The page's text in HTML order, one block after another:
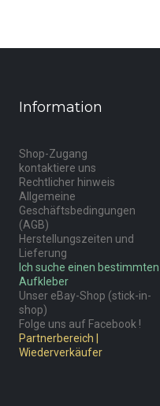
Information
Shop-Zugang
kontaktiere uns
Rechtlicher hinweis
Allgemeine
Geschäftsbedingungen
(AGB)
Herstellungszeiten und
Lieferung
Ich suche einen bestimmten
Aufkleber
Unser eBay-Shop (stick-in-
shop)
Folge uns auf Facebook !
Partnerbereich |
Wiederverkäufer